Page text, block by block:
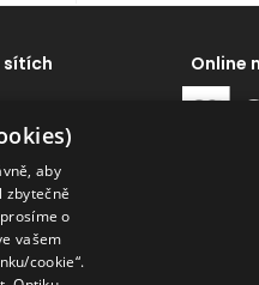
sítích Online
aby
zbytečně
o
vašem
cookie“.